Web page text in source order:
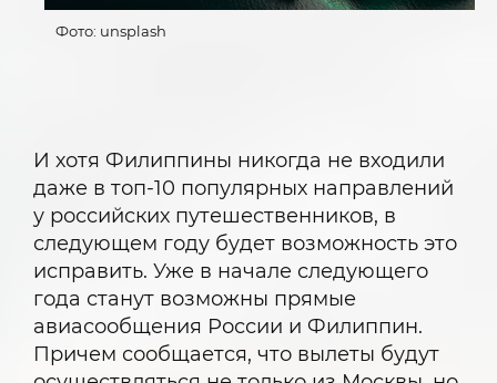
Фото: unsplash
И хотя Филиппины никогда не входили
даже в топ-10 популярных направлений
у российских путешественников, в
следующем году будет возможность это
исправить. Уже в начале следующего
года станут возможны прямые
авиасообщения России и Филиппин.
Причем сообщается, что вылеты будут